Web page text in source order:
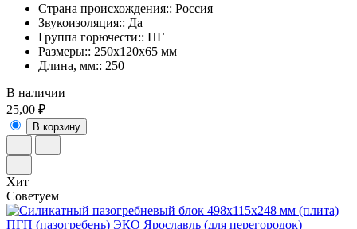
Страна происхождения:: Россия
Звукоизоляция:: Да
Группа горючести:: НГ
Размеры:: 250х120х65 мм
Длина, мм:: 250
В наличии
25,00 ₽
В корзину
Хит
Советуем